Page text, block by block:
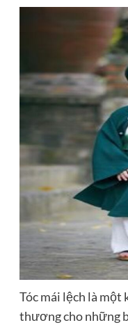
Tóc mái lệch là một
thương cho những